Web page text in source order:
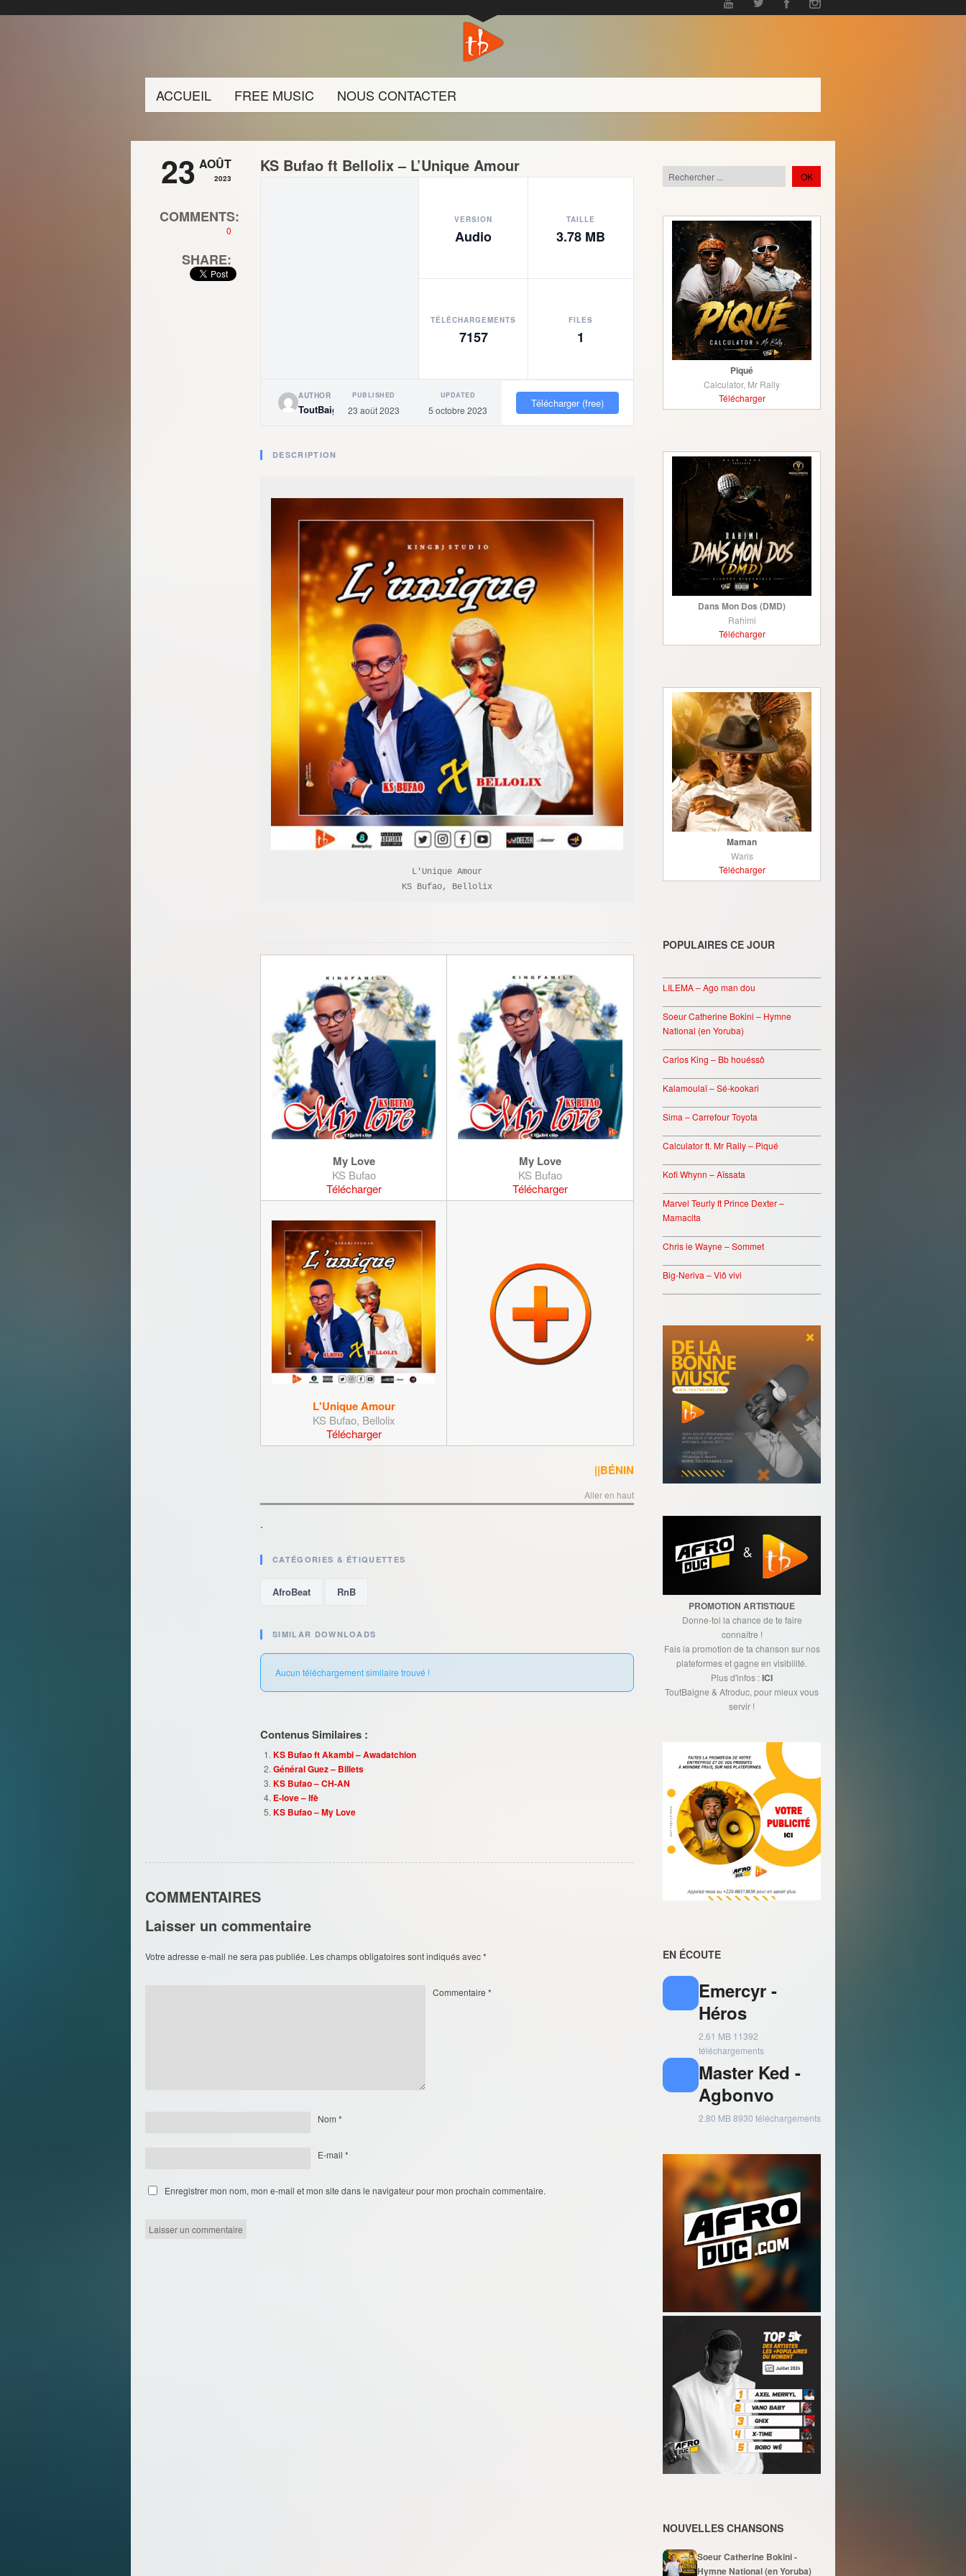
ACCUEIL FREE MUSIC NOUS CONTACTER
23 AOÛT
2023
COMMENTS:
0
SHARE:
KS Bufao ft Bellolix – L’Unique Amour
VERSION
Audio
TAILLE
3.78 MB
TÉLÉCHARGEMENTS
7157
FILES
1
AUTHOR
ToutBaigne
PUBLISHED
23 août 2023
UPDATED
5 octobre 2023
Télécharger (free)
DESCRIPTION
L'Unique Amour
KS Bufao, Bellolix
My Love
KS Bufao
Télécharger
My Love
KS Bufao
Télécharger
L'Unique Amour
KS Bufao, Bellolix
Télécharger
||BÉNIN
Aller en haut
.
CATÉGORIES & ÉTIQUETTES
AfroBeat RnB
SIMILAR DOWNLOADS
Aucun téléchargement similaire trouvé !
Contenus Similaires :
KS Bufao ft Akambi – Awadatchion
Général Guez – Billets
KS Bufao – CH-AN
E-love – Ifè
KS Bufao – My Love
COMMENTAIRES
Laisser un commentaire
Votre adresse e-mail ne sera pas publiée. Les champs obligatoires sont indiqués avec*
Commentaire *
Nom *
E-mail *
Enregistrer mon nom, mon e-mail et mon site dans le navigateur pour mon prochain commentaire.
Piqué
Calculator, Mr Rally
Télécharger
Dans Mon Dos (DMD)
Rahimi
Télécharger
Maman
Waris
Télécharger
POPULAIRES CE JOUR
LILEMA – Ago man dou
Soeur Catherine Bokini – Hymne
National (en Yoruba)
Carlos King – Bb houéssô
Kalamoulaï – Sé-kookari
Sima – Carrefour Toyota
Calculator ft. Mr Rally – Piqué
Kofi Whynn – Aïssata
Marvel Teurly ft Prince Dexter –
Mamacita
Chris le Wayne – Sommet
Big-Neriva – Viô vivi
PROMOTION ARTISTIQUE
Donne-toi la chance de te faire
connaître !
Fais la promotion de ta chanson sur nos
plateformes et gagne en visibilité.
Plus d'infos :ICI
ToutBaigne & Afroduc, pour mieux vous
servir !
EN ÉCOUTE
Emercyr -
Héros
2.61 MB 11392
téléchargements
Master Ked -
Agbonvo
2.80 MB8930 téléchargements
NOUVELLES CHANSONS
Soeur Catherine Bokini -
Hymne National (en Yoruba)